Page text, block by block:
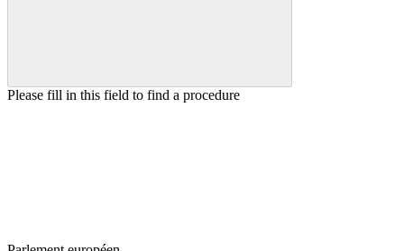
Please fill in this field to find a procedure